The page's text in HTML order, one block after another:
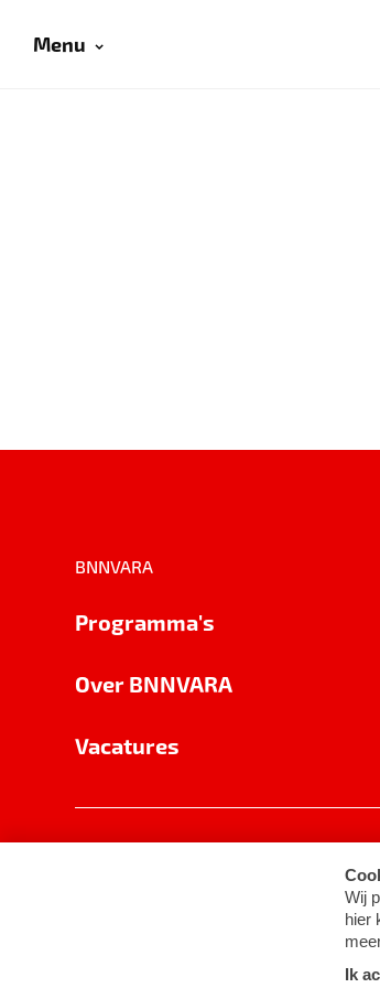
Menu
BNNVARA
Programma's
Over BNNVARA
Vacatures
Cookie-instellingen